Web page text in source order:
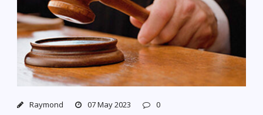
Raymond 07 May 2023 0